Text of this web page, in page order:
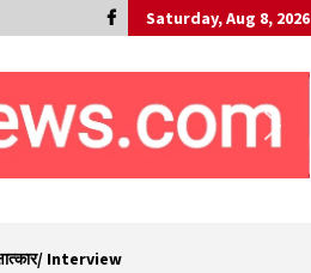
Saturday, Aug 8, 2026
Interview